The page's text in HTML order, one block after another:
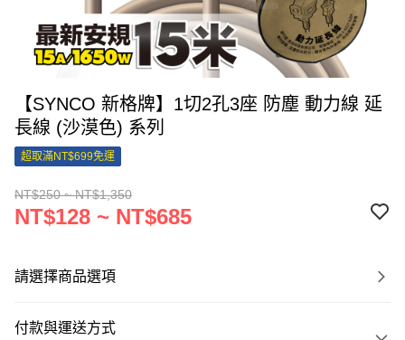
【SYNCO 新格牌】1切2孔3座 防塵 動力線 延
長線 (沙漠色) 系列
超取滿NT$699免運
NT$250 ~ NT$1,350
NT$128 ~ NT$685
請選擇商品選項
付款與運送方式